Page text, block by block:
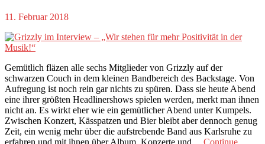
11. Februar 2018
Gemütlich fläzen alle sechs Mitglieder von Grizzly auf der
schwarzen Couch in dem kleinen Bandbereich des Backstage. Von
Aufregung ist noch rein gar nichts zu spüren. Dass sie heute Abend
eine ihrer größten Headlinershows spielen werden, merkt man ihnen
nicht an. Es wirkt eher wie ein gemütlicher Abend unter Kumpels.
Zwischen Konzert, Kässpatzen und Bier bleibt aber dennoch genug
Zeit, ein wenig mehr über die aufstrebende Band aus Karlsruhe zu
erfahren und mit ihnen über Album, Konzerte und ... Continue